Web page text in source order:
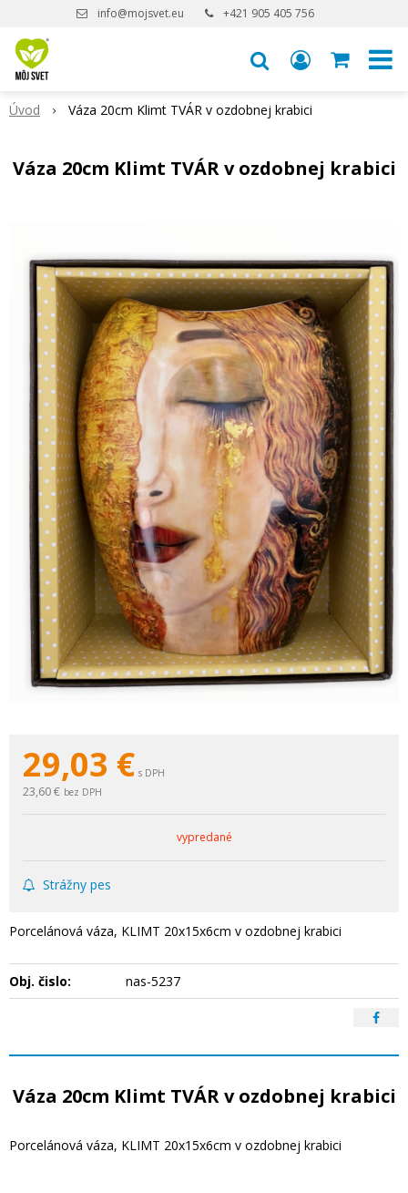
info@mojsvet.eu +421 905 405 756
Úvod Váza 20cm Klimt TVÁR v ozdobnej krabici
Váza 20cm Klimt TVÁR v ozdobnej krabici
29,03 € s DPH
23,60 € bez DPH
vypredané
Strážny pes
Porcelánová váza, KLIMT 20x15x6cm v ozdobnej krabici
Obj. čislo: nas-5237
Váza 20cm Klimt TVÁR v ozdobnej krabici
Porcelánová váza, KLIMT 20x15x6cm v ozdobnej krabici